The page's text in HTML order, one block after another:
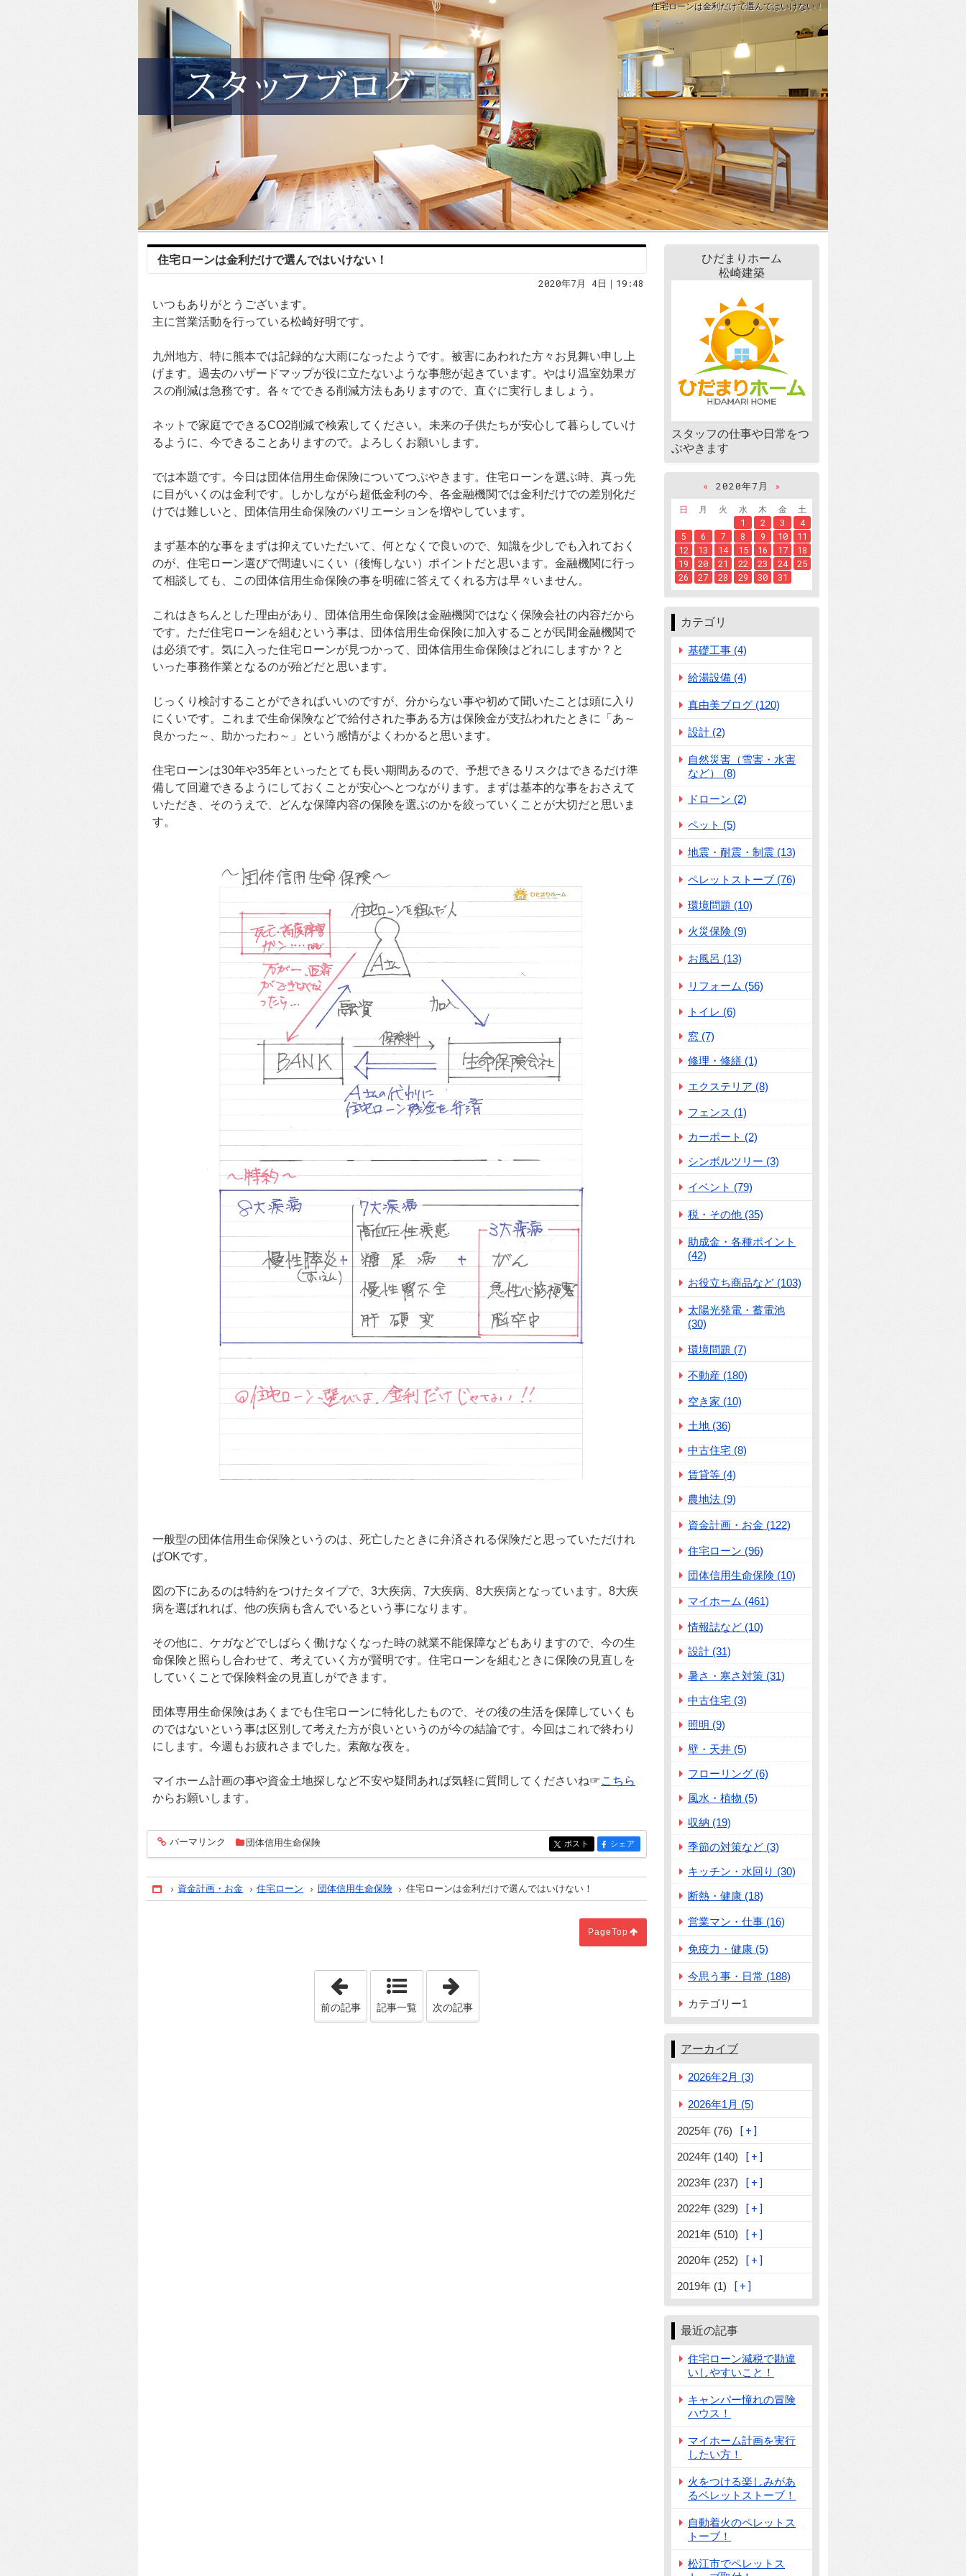
住宅ローンは金利だけで選んではいけない！
住宅ローンは金利だけで選んではいけない！
2020年7月 4日｜19:48
いつもありがとうございます。
主に営業活動を行っている松崎好明です。
九州地方、特に熊本では記録的な大雨になったようです。被害にあわれた方々お見舞い申し上
げます。過去のハザードマップが役に立たないような事態が起きています。やはり温室効果ガ
スの削減は急務です。各々でできる削減方法もありますので、直ぐに実行しましょう。
ネットで家庭でできるCO2削減で検索してください。未来の子供たちが安心して暮らしていけ
るように、今できることありますので。よろしくお願いします。
では本題です。今日は団体信用生命保険についてつぶやきます。住宅ローンを選ぶ時、真っ先
に目がいくのは金利です。しかしながら超低金利の今、各金融機関では金利だけでの差別化だ
けでは難しいと、団体信用生命保険のバリエーションを増やしています。
まず基本的な事をまずは抑えていただいて、何となくで良いので、知識を少しでも入れておく
のが、住宅ローン選びで間違いにくい（後悔しない）ポイントだと思います。金融機関に行っ
て相談しても、この団体信用生命保険の事を明確に答えてくれる方は早々いません。
これはきちんとした理由があり、団体信用生命保険は金融機関ではなく保険会社の内容だから
です。ただ住宅ローンを組むという事は、団体信用生命保険に加入することが民間金融機関で
は必須です。気に入った住宅ローンが見つかって、団体信用生命保険はどれにしますか？と
いった事務作業となるのが殆どだと思います。
じっくり検討することができればいいのですが、分からない事や初めて聞いたことは頭に入り
にくいです。これまで生命保険などで給付された事ある方は保険金が支払われたときに「あ～
良かった～、助かったわ～」という感情がよくわかると思います。
住宅ローンは30年や35年といったとても長い期間あるので、予想できるリスクはできるだけ準
備して回避できるようにしておくことが安心へとつながります。まずは基本的な事をおさえて
いただき、そのうえで、どんな保障内容の保険を選ぶのかを絞っていくことが大切だと思いま
す。
一般型の団体信用生命保険というのは、死亡したときに弁済される保険だと思っていただけれ
ばOKです。
図の下にあるのは特約をつけたタイプで、3大疾病、7大疾病、8大疾病となっています。8大疾
病を選ばれれば、他の疾病も含んでいるという事になります。
その他に、ケガなどでしばらく働けなくなった時の就業不能保障などもありますので、今の生
命保険と照らし合わせて、考えていく方が賢明です。住宅ローンを組むときに保険の見直しを
していくことで保険料金の見直しができます。
団体専用生命保険はあくまでも住宅ローンに特化したもので、その後の生活を保障していくも
のではないという事は区別して考えた方が良いというのが今の結論です。今回はこれで終わり
にします。今週もお疲れさまでした。素敵な夜を。
マイホーム計画の事や資金土地探しなど不安や疑問あれば気軽に質問してくださいね☞こちら
からお願いします。
entry298
パーマリンク 団体信用生命保険 entry298
ポスト entry298
シェア
Home
資金計画・お金 住宅ローン 団体信用生命保険 住宅ローンは金利だけで選んではいけない！
PageTop
「ネコちゃんが居ても安心な網戸！」
前の記事 記事一覧 次の記事
ひだまりホーム
松崎建築
スタッフの仕事や日常をつ
ぶやきます
« 2020年7月
»
日
月 火 水 木 金
土
1
2 3
4
5
6 7 8 9 10
11
12
13 14 15 16 17
18
19
20 21 22 23 24
25
26
27 28 29 30 31
カテゴリ
基礎工事 (4)
給湯設備 (4)
真由美ブログ (120)
設計 (2)
自然災害（雪害・水害
など） (8)
ドローン (2)
ペット (5)
地震・耐震・制震 (13)
ペレットストーブ (76)
環境問題 (10)
火災保険 (9)
お風呂 (13)
リフォーム (56)
トイレ (6)
窓 (7)
修理・修繕 (1)
エクステリア (8)
フェンス (1)
カーポート (2)
シンボルツリー (3)
イベント (79)
税・その他 (35)
助成金・各種ポイント
(42)
お役立ち商品など (103)
太陽光発電・蓄電池
(30)
環境問題 (7)
不動産 (180)
空き家 (10)
土地 (36)
中古住宅 (8)
賃貸等 (4)
農地法 (9)
資金計画・お金 (122)
住宅ローン (96)
団体信用生命保険 (10)
マイホーム (461)
情報誌など (10)
設計 (31)
暑さ・寒さ対策 (31)
中古住宅 (3)
照明 (9)
壁・天井 (5)
フローリング (6)
風水・植物 (5)
収納 (19)
季節の対策など (3)
キッチン・水回り (30)
断熱・健康 (18)
営業マン・仕事 (16)
免疫力・健康 (5)
今思う事・日常 (188)
カテゴリー1
アーカイブ
2026年2月 (3)
2026年1月 (5)
2025年 (76)
2024年 (140)
2023年 (237)
2022年 (329)
2021年 (510)
2020年 (252)
2019年 (1)
最近の記事
住宅ローン減税で勘違
いしやすいこと！
キャンパー憧れの冒険
ハウス！
マイホーム計画を実行
したい方！
火をつける楽しみがあ
るペレットストーブ！
自動着火のペレットス
トーブ！
松江市でペレットス